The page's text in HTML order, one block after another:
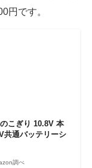
円です。
こぎり 10.8V 本
共通バッテリーシ
調べ